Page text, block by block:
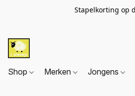
Stapelkorting op
Shop Merken Jongens